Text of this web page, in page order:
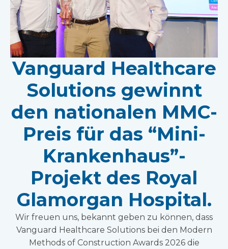
Vanguard Healthcare
Solutions gewinnt
den nationalen MMC-
Preis für das “Mini-
Krankenhaus”-
Projekt des Royal
Glamorgan Hospital.
Wir freuen uns, bekannt geben zu können, dass
Vanguard Healthcare Solutions bei den Modern
Methods of Construction Awards 2026 die